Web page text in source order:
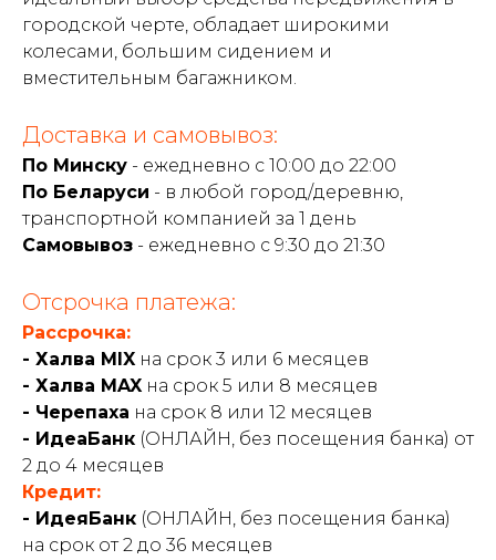
городской черте, обладает широкими
колесами, большим сидением и
вместительным багажником.
Доставка и самовывоз:
По Минску - ежедневно с 10:00 до 22:00
По Беларуси - в любой город/деревню,
транспортной компанией за 1 день
Самовывоз - ежедневно с 9:30 до 21:30
Отсрочка платежа:
Рассрочка:
- Халва MIX на срок 3 или 6 месяцев
- Халва MAX на срок 5 или 8 месяцев
- Черепаха на срок 8 или 12 месяцев
- ИдеаБанк (ОНЛАЙН, без посещения банка) от
2 до 4 месяцев
Кредит:
- ИдеяБанк (ОНЛАЙН, без посещения банка)
на срок от 2 до 36 месяцев